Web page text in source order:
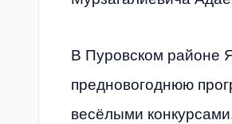
В Пуровском районе
предновогоднюю
весёлыми